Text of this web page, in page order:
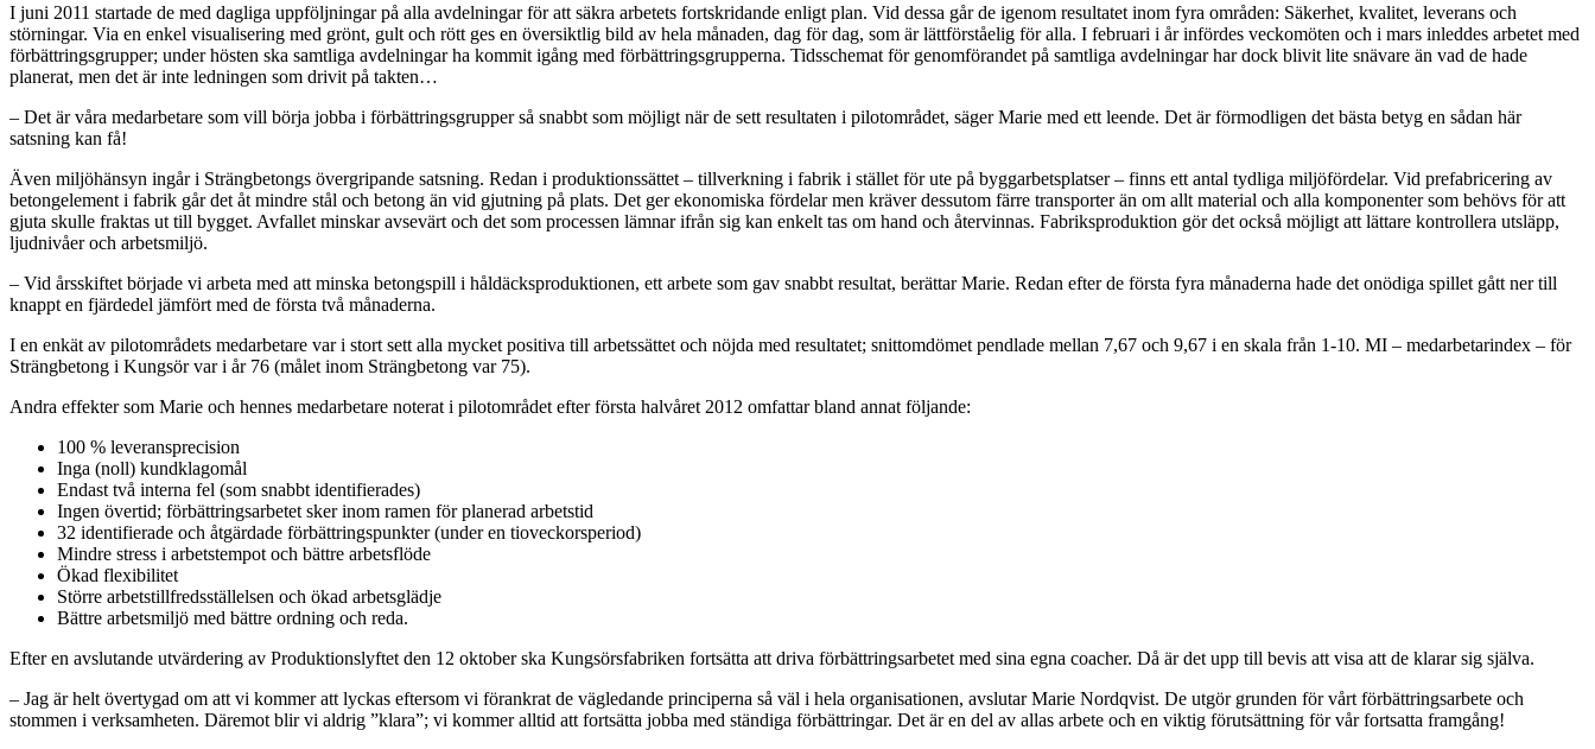
I juni 2011 startade de med dagliga uppföljningar på alla avdelningar för att säkra arbetets fortskridande enligt plan. Vid dessa går de igenom resultatet inom fyra områden: Säkerhet, kvalitet, leverans och
störningar. Via en enkel visualisering med grönt, gult och rött ges en översiktlig bild av hela månaden, dag för dag, som är lättförståelig för alla. I februari i år infördes veckomöten och i mars inleddes arbetet med
förbättringsgrupper; under hösten ska samtliga avdelningar ha kommit igång med förbättringsgrupperna. Tidsschemat för genomförandet på samtliga avdelningar har dock blivit lite snävare än vad de hade
planerat, men det är inte ledningen som drivit på takten…
– Det är våra medarbetare som vill börja jobba i förbättringsgrupper så snabbt som möjligt när de sett resultaten i pilotområdet, säger Marie med ett leende. Det är förmodligen det bästa betyg en sådan här
satsning kan få!
Även miljöhänsyn ingår i Strängbetongs övergripande satsning. Redan i produktionssättet – tillverkning i fabrik i stället för ute på byggarbetsplatser – finns ett antal tydliga miljöfördelar. Vid prefabricering av
betongelement i fabrik går det åt mindre stål och betong än vid gjutning på plats. Det ger ekonomiska fördelar men kräver dessutom färre transporter än om allt material och alla komponenter som behövs för att
gjuta skulle fraktas ut till bygget. Avfallet minskar avsevärt och det som processen lämnar ifrån sig kan enkelt tas om hand och återvinnas. Fabriksproduktion gör det också möjligt att lättare kontrollera utsläpp,
ljudnivåer och arbetsmiljö.
– Vid årsskiftet började vi arbeta med att minska betongspill i håldäcksproduktionen, ett arbete som gav snabbt resultat, berättar Marie. Redan efter de första fyra månaderna hade det onödiga spillet gått ner till
knappt en fjärdedel jämfört med de första två månaderna.
I en enkät av pilotområdets medarbetare var i stort sett alla mycket positiva till arbetssättet och nöjda med resultatet; snittomdömet pendlade mellan 7,67 och 9,67 i en skala från 1-10. MI – medarbetarindex – för
Strängbetong i Kungsör var i år 76 (målet inom Strängbetong var 75).
Andra effekter som Marie och hennes medarbetare noterat i pilotområdet efter första halvåret 2012 omfattar bland annat följande:
100 % leveransprecision
Inga (noll) kundklagomål
Endast två interna fel (som snabbt identifierades)
Ingen övertid; förbättringsarbetet sker inom ramen för planerad arbetstid
32 identifierade och åtgärdade förbättringspunkter (under en tioveckorsperiod)
Mindre stress i arbetstempot och bättre arbetsflöde
Ökad flexibilitet
Större arbetstillfredsställelsen och ökad arbetsglädje
Bättre arbetsmiljö med bättre ordning och reda.
Efter en avslutande utvärdering av Produktionslyftet den 12 oktober ska Kungsörsfabriken fortsätta att driva förbättringsarbetet med sina egna coacher. Då är det upp till bevis att visa att de klarar sig själva.
– Jag är helt övertygad om att vi kommer att lyckas eftersom vi förankrat de vägledande principerna så väl i hela organisationen, avslutar Marie Nordqvist. De utgör grunden för vårt förbättringsarbete och
stommen i verksamheten. Däremot blir vi aldrig ”klara”; vi kommer alltid att fortsätta jobba med ständiga förbättringar. Det är en del av allas arbete och en viktig förutsättning för vår fortsatta framgång!